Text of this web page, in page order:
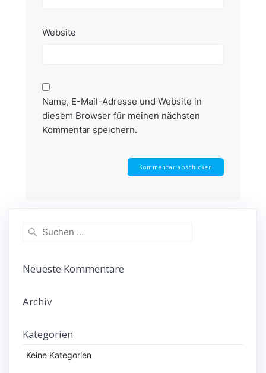
Website
Name, E-Mail-Adresse und Website in
diesem Browser für meinen nächsten
Kommentar speichern.
Suchen
nach:
Neueste Kommentare
Archiv
Kategorien
Keine Kategorien